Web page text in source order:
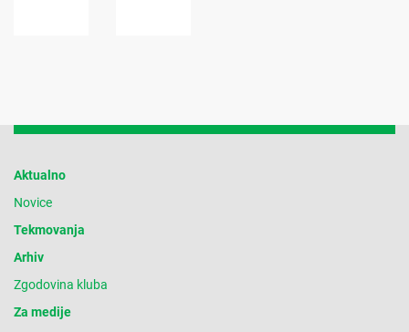
Aktualno
Novice
Tekmovanja
Arhiv
Zgodovina kluba
Za medije